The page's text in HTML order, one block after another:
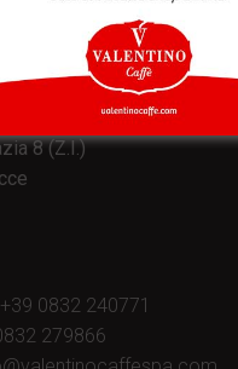
8 (Z.I.)
+39 0832 240771
279866